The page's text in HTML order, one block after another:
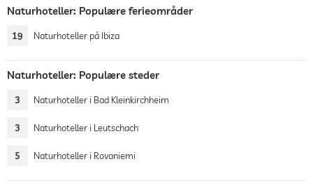
Naturhoteller: Populære ferieområder
19 Naturhoteller på Ibiza
Naturhoteller: Populære steder
3 Naturhoteller i Bad Kleinkirchheim
3 Naturhoteller i Leutschach
5 Naturhoteller i Rovaniemi